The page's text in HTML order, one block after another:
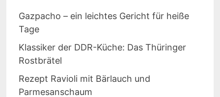
Gazpacho – ein leichtes Gericht für heiße
Tage
Klassiker der DDR-Küche: Das Thüringer
Rostbrätel
Rezept Ravioli mit Bärlauch und
Parmesanschaum